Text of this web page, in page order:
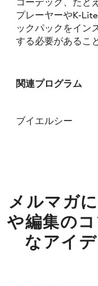
プレーヤーやK-
ックパックをイン
する必要があるこ
関連プログラム
ブイエルシー
メルマガ
や編集の
なアイ